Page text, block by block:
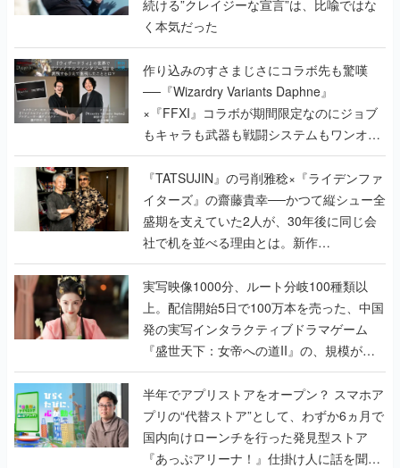
続ける”クレイジーな宣言”は、比喩ではな
く本気だった
作り込みのすさまじさにコラボ先も驚嘆
──『Wizardry Variants Daphne』
×『FFXI』コラボが期間限定なのにジョブ
もキャラも武器も戦闘システムもワンオフ
で作り込まれた理由を両ディレクターに聞
く
『TATSUJIN』の弓削雅稔×『ライデンファ
イターズ』の齋藤貴幸──かつて縦シュー全
盛期を支えていた2人が、30年後に同じ会
社で机を並べる理由とは。新作
『TATSUJIN EXTREME』で初タッグを組
んだレジェンド2人に訊く開発秘話
実写映像1000分、ルート分岐100種類以
上。配信開始5日で100万本を売った、中国
発の実写インタラクティブドラマゲーム
『盛世天下：女帝への道II』の、規模が違
うこだわりをプロデューサーに聞いた
半年でアプリストアをオープン？ スマホア
プリの“代替ストア”として、わずか6ヵ月で
国内向けローンチを行った発見型ストア
『あっぷアリーナ！』仕掛け人に話を聞い